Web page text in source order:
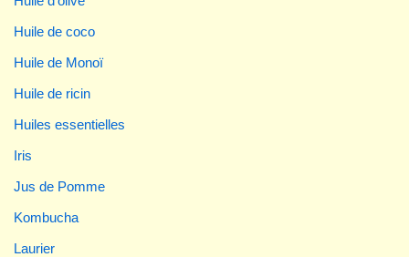
Huile de coco
Huile de Monoï
Huile de ricin
Huiles essentielles
Iris
Jus de Pomme
Kombucha
Laurier